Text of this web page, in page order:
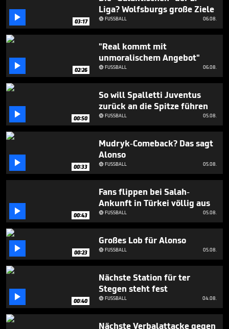
17
seconds
 03:17
Liga? Wolfsburgs große Ziele
FUSSBALL 06.08.
 02:26
"Real kommt mit
unmoralischem Angebot"
FUSSBALL 06.08.
 00:50
So will Spalletti Juventus
zurück an die Spitze führen
FUSSBALL 05.08.
 00:33
Mudryk-Comeback? Das sagt
Alonso
FUSSBALL 05.08.
 00:43
Fans flippen bei Salah-
Ankunft in Türkei völlig aus
FUSSBALL 05.08.
 00:23
Großes Lob für Alonso
FUSSBALL 05.08.
 00:40
Nächste Station für ter
Stegen steht fest
FUSSBALL 04.08.
Nächste Verbalattacke gegen